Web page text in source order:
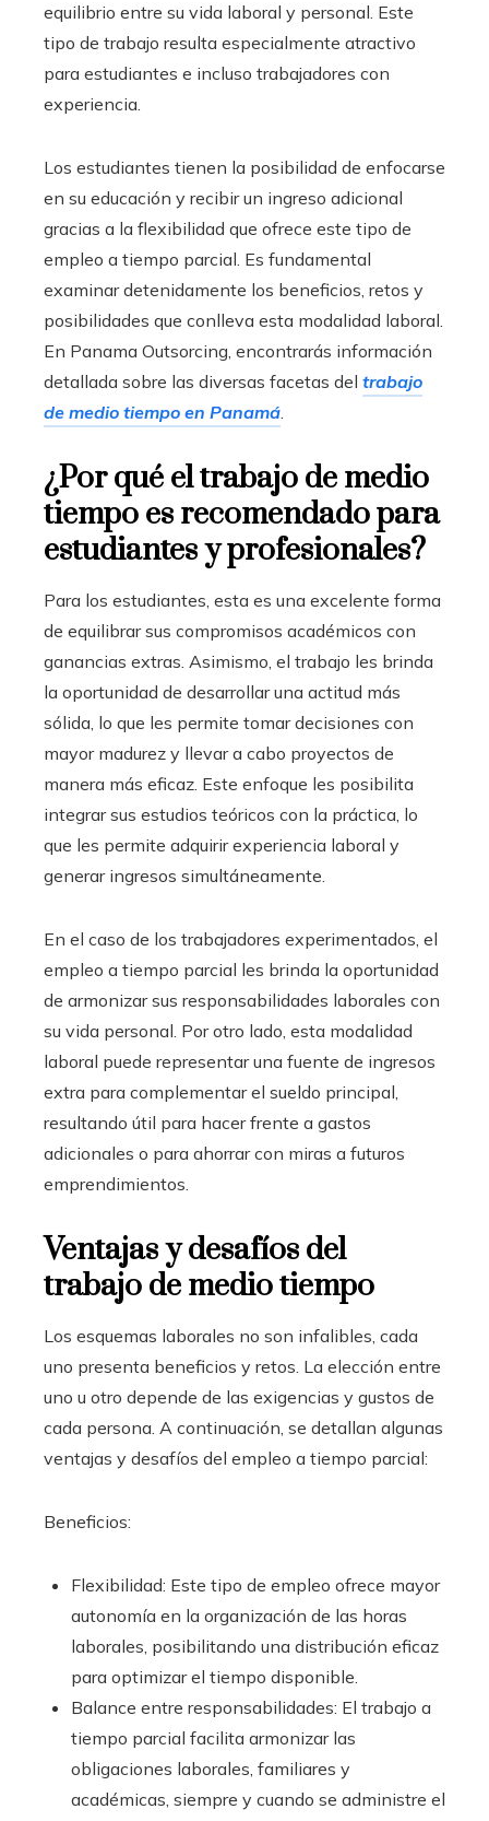
equilibrio entre su vida laboral y personal. Este
tipo de trabajo resulta especialmente atractivo
para estudiantes e incluso trabajadores con
experiencia.
Los estudiantes tienen la posibilidad de enfocarse
en su educación y recibir un ingreso adicional
gracias a la flexibilidad que ofrece este tipo de
empleo a tiempo parcial. Es fundamental
examinar detenidamente los beneficios, retos y
posibilidades que conlleva esta modalidad laboral.
En Panama Outsorcing, encontrarás información
detallada sobre las diversas facetas del trabajo
de medio tiempo en Panamá.
¿Por qué el trabajo de medio
tiempo es recomendado para
estudiantes y profesionales?
Para los estudiantes, esta es una excelente forma
de equilibrar sus compromisos académicos con
ganancias extras. Asimismo, el trabajo les brinda
la oportunidad de desarrollar una actitud más
sólida, lo que les permite tomar decisiones con
mayor madurez y llevar a cabo proyectos de
manera más eficaz. Este enfoque les posibilita
integrar sus estudios teóricos con la práctica, lo
que les permite adquirir experiencia laboral y
generar ingresos simultáneamente.
En el caso de los trabajadores experimentados, el
empleo a tiempo parcial les brinda la oportunidad
de armonizar sus responsabilidades laborales con
su vida personal. Por otro lado, esta modalidad
laboral puede representar una fuente de ingresos
extra para complementar el sueldo principal,
resultando útil para hacer frente a gastos
adicionales o para ahorrar con miras a futuros
emprendimientos.
Ventajas y desafíos del
trabajo de medio tiempo
Los esquemas laborales no son infalibles, cada
uno presenta beneficios y retos. La elección entre
uno u otro depende de las exigencias y gustos de
cada persona. A continuación, se detallan algunas
ventajas y desafíos del empleo a tiempo parcial:
Beneficios:
Flexibilidad: Este tipo de empleo ofrece mayor
autonomía en la organización de las horas
laborales, posibilitando una distribución eficaz
para optimizar el tiempo disponible.
Balance entre responsabilidades: El trabajo a
tiempo parcial facilita armonizar las
obligaciones laborales, familiares y
académicas, siempre y cuando se administre el